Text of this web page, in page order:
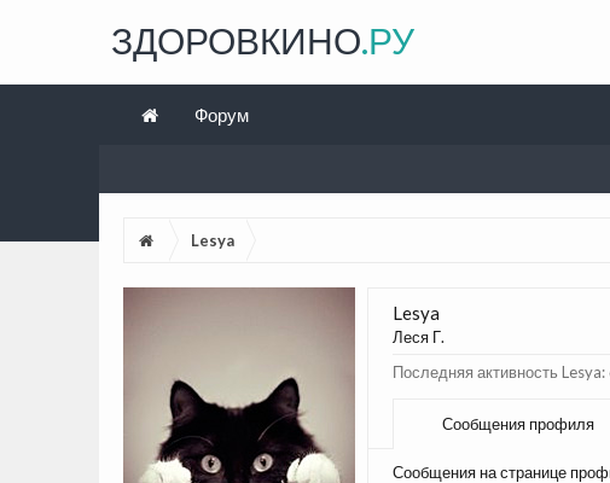
Lesya
Lesya
Леся Г.
Последняя активность Lesya:
Сообщения профиля
Сообщения на странице
ЗДОРОВКИНО.РУ
Форум